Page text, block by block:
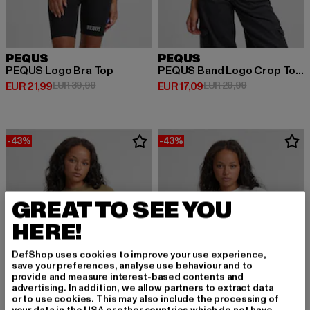
PEQUS
PEQUS Logo Bra Top
EUR 21,99
Derzeitiger Preis: EUR 21,99
EUR 39,99Aktionspreis: EUR 39,99
PEQUS
PEQUS Band Logo Crop Tops
EUR 17,09
Derzeitiger Preis: EUR 17,09
EUR 29,99Aktionspreis:
-43% -43%
GREAT TO SEE YOU
HERE!
DefShop uses cookies to improve your use experience,
save your preferences, analyse use behaviour and to
provide and measure interest-based contents and
advertising. In addition, we allow partners to extract data
or to use cookies. This may also include the processing of